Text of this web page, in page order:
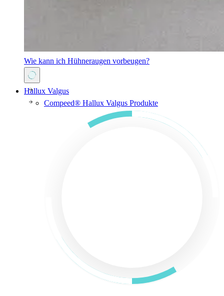
Wie kann ich Hühneraugen vorbeugen?
Hallux Valgus
Compeed® Hallux Valgus Produkte